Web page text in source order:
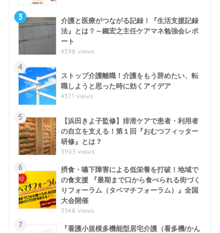
3
介護と医療がつながる記録！『生活支援記録
法』とは？～鐵宏之主任ケアマネ勉強会レポ
ート
4398 views
4
ストップ介護離職！介護をもう辞めたい、転
職しようと思った時に効くアイデア
4371 views
5
【浜田きよ子監修】排泄ケアで患者・利用者
の自立を支える！第１回『おむつフィッター
研修』とは？
3903 views
6
摂食・嚥下障害による低栄養を打破！地域で
の食支援 『最期まで口から食べられる街づく
りフォーラム（タベマチフォーラム）』全国
大会開催
3548 views
7
『看護小規模多機能型居宅介護（看多機/かん